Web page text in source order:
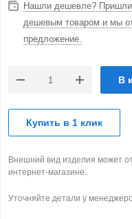
Нашли дешевле?
дешевым товаром и мы
предложение.
В
Купить в 1 клик
Внешний вид изделия может
интернет-магазине.
Уточняйте детали у